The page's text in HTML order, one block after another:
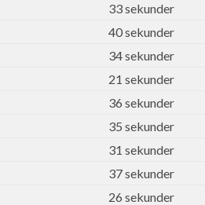
33 sekunder
40 sekunder
34 sekunder
21 sekunder
36 sekunder
35 sekunder
31 sekunder
37 sekunder
26 sekunder